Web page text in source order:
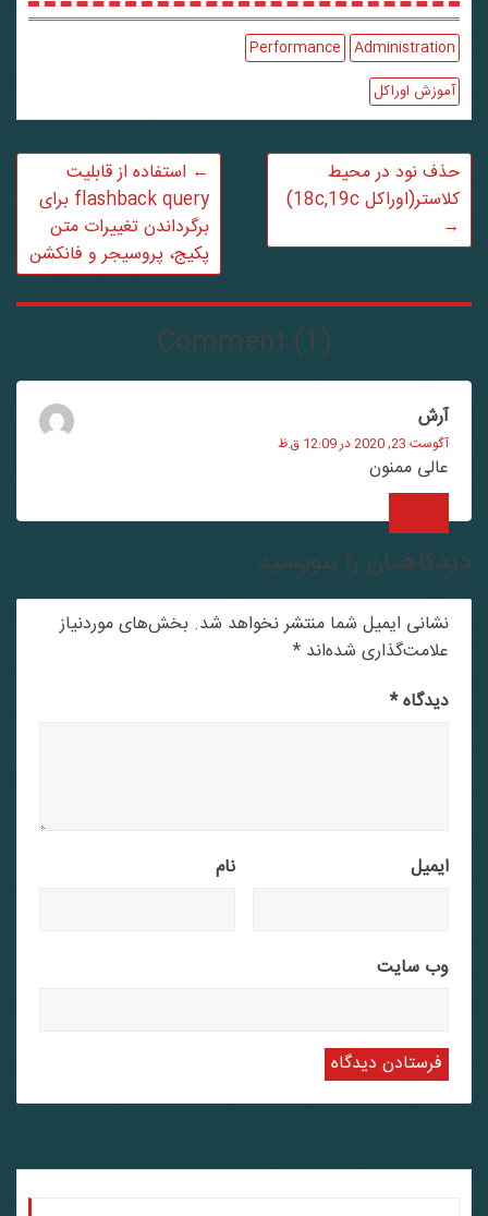
Administration
Performance
آموزش اوراکل
استفاده از قابلیت
flashback query برای
برگرداندن تغییرات متن
پکیج، پروسیجر و فانکشن
حذف نود در محیط
کلاستر(اوراکل 18c,19c)
Comment (1)
آرش
آگوست 23, 2020 در 12:09 ق.ظ
عالی ممنون
را بنویسید
نشانی ایمیل شما منتشر نخواهد شد. بخش‌های موردنیاز
علامت‌گذاری شده‌اند*
دیدگاه*
ایمیل
وب‌ سایت